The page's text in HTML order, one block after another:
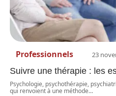
Professionnels 23
Suivre une thérapie : les
Psychologie, psychothérapie,
qui renvoient à une méthode…